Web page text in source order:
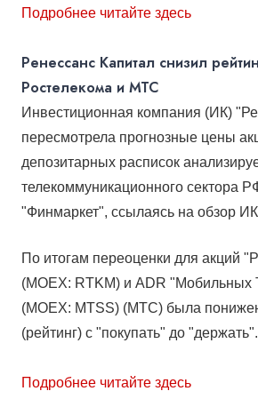
Подробнее читайте здесь
Ренессанс Капитал снизил
Ростелекома и МТС
Инвестиционная компания (ИК)
пересмотрела прогнозные цены
депозитарных расписок
телекоммуникационного сектора
"Финмаркет", ссылаясь на обзор ИК
По итогам переоценки для акций
(MOEX: RTKM) и ADR "Мобильных
(MOEX: MTSS) (МТС) была
(рейтинг) с "покупать" до "держать".
Подробнее читайте здесь